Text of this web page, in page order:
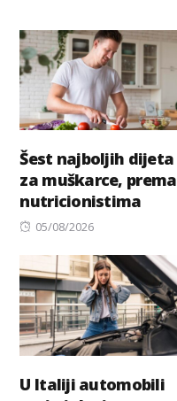
Šest najboljih dijeta
za muškarce, prema
nutricionistima
Posted
05/08/2026
U Italiji automobili